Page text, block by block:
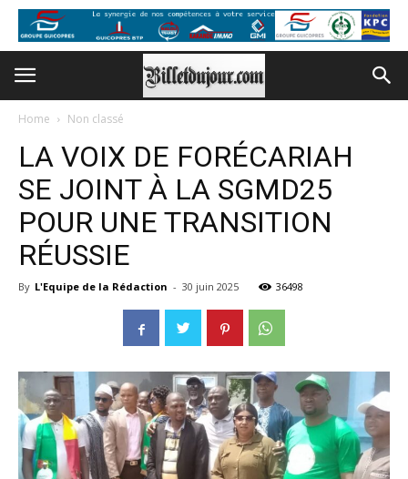
Home Non classé
LA VOIX DE FORÉCARIAH
SE JOINT À LA SGMD25
POUR UNE TRANSITION
RÉUSSIE
By L'Equipe de la Rédaction - 30 juin 2025 36498